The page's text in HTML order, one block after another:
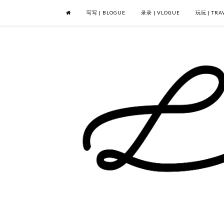
写写 | BLOGUE 录录 | VLOGUE 玩玩 |